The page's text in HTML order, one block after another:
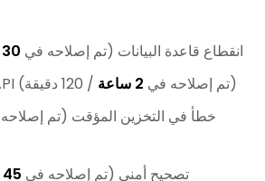
انقطاع قاعدة البيانات (تم إصلاحه في 30 دقيقة
فشل API (تم إصلاحه في 2 ساعة
/ 120 دقيقة)
خطأ في التخزين المؤقت (تم
تصحيح أمني (تم إصلاحه في 45 دقيقة